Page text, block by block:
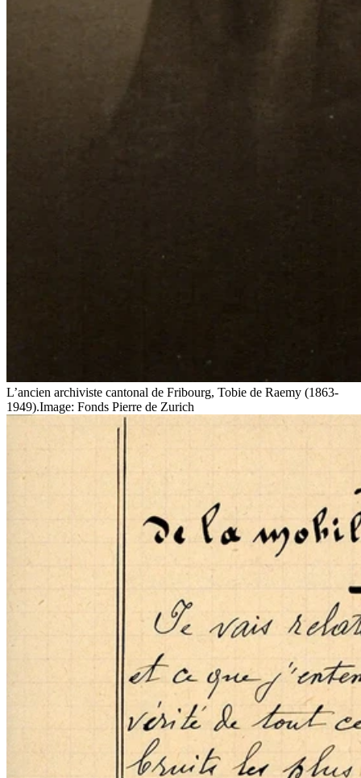
L’ancien archiviste cantonal de Fribourg, Tobie de Raemy (1863-
1949).Image: Fonds Pierre de Zurich